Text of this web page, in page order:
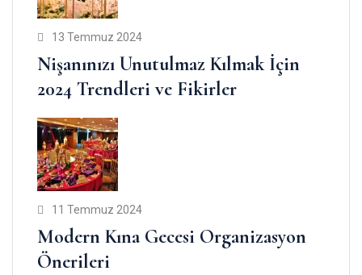
13 Temmuz 2024
Nişanınızı Unutulmaz Kılmak İçin
2024 Trendleri ve Fikirler
11 Temmuz 2024
Modern Kına Gecesi Organizasyon
Önerileri